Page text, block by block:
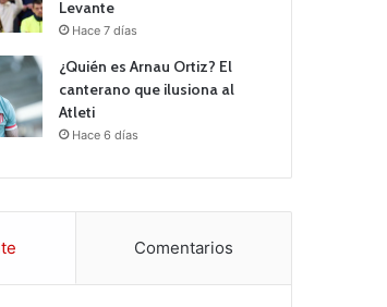
Levante
Hace 7 días
¿Quién es Arnau Ortiz? El
canterano que ilusiona al
Atleti
Hace 6 días
Comentarios